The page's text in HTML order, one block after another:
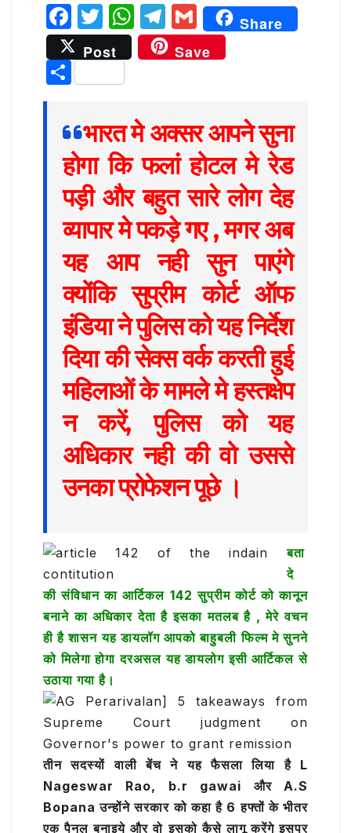
F
a
c
e
b
o
o
k
T
w
it
te
W
h
at
A
p
p
T
el
e
m
G
m
ai
Share
Post
Save
S
ar
eभारत मे अक्सर आपने सुना
होगा कि फलां होटल मे रेड
पड़ी और बहुत सारे लोग देह
व्यापार मे पकड़े गए , मगर अब
यह आप नही सुन पाएंगे
क्योंकि सुप्रीम कोर्ट ऑफ
इंडिया ने पुलिस को यह निर्देश
दिया की सेक्स वर्क करती हुई
महिलाओं के मामले मे हस्तक्षेप
न करें, पुलिस को यह
अधिकार नही की वो उससे
उनका प्रोफेशन पूछे ।
बता
दे
की संविधान का आर्टिकल 142 सुप्रीम कोर्ट को कानून
बनाने का अधिकार देता है इसका मतलब है , मेरे वचन
ही है शासन यह डायलॉग आपको बाहुबली फिल्म मे सुनने
को मिलेगा होगा दरअसल यह डायलोग इसी आर्टिकल से
उठाया गया है।
तीन सदस्यों वाली बेंच ने यह फैसला लिया है L
Nageswar Rao, b.r gawai और A.S
Bopana उन्होंने सरकार को कहा है 6 हफ्तों के भीतर
एक पैनल बनाइये और वो इसको कैसे लागू करेंगे इसपर